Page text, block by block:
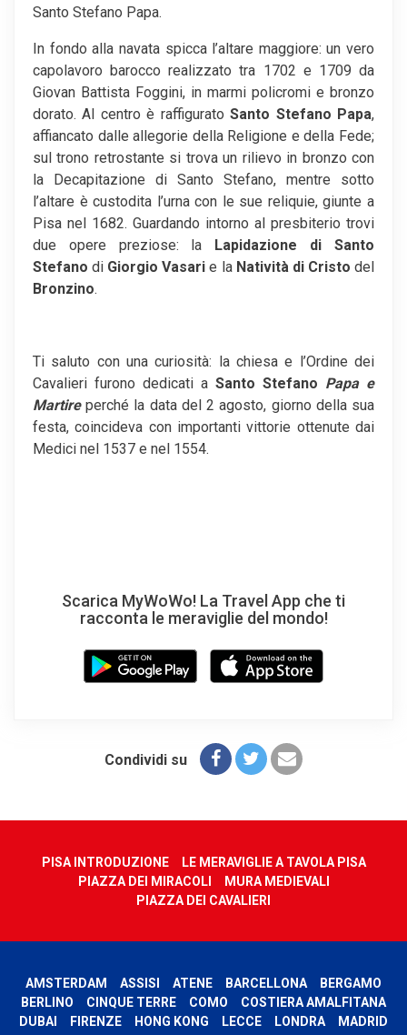
Santo Stefano Papa.
In fondo alla navata spicca l’altare maggiore: un vero
capolavoro barocco realizzato tra 1702 e 1709 da
Giovan Battista Foggini, in marmi policromi e bronzo
dorato. Al centro è raffiguratoSanto Stefano Papa,
affiancato dalle allegorie della Religione e della Fede;
sul trono retrostante si trova un rilievo in bronzo con
la Decapitazione di Santo Stefano, mentre sotto
l’altare è custodita l’urna con le sue reliquie, giunte a
Pisa nel 1682. Guardando intorno al presbiterio trovi
due opere preziose: la Lapidazione di Santo
Stefano di Giorgio Vasari e la Natività di Cristo del
Bronzino.
Ti saluto con una curiosità: la chiesa e l’Ordine dei
Cavalieri furono dedicati a Santo Stefano Papa e
Martireperché la data del 2 agosto, giorno della sua
festa, coincideva con importanti vittorie ottenute dai
Medici nel 1537 e nel 1554.
Scarica MyWoWo! La Travel App che ti
racconta le meraviglie del mondo!
Condividi su
PISA INTRODUZIONE
LE MERAVIGLIE A TAVOLA PISA
PIAZZA DEI MIRACOLI
MURA MEDIEVALI
PIAZZA DEI CAVALIERI
AMSTERDAM ASSISI ATENE BARCELLONA
BERGAMO
BERLINO
CINQUE TERRE COMO
COSTIERA AMALFITANA
DUBAI
FIRENZE HONG KONG LECCE LONDRA
MADRID